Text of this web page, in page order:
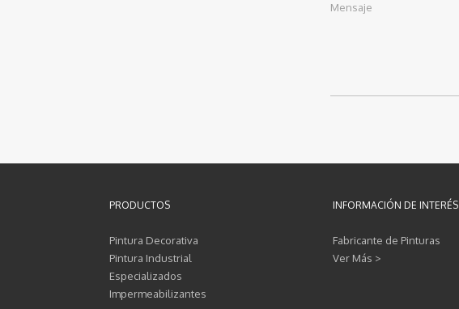
Mensaje
PRODUCTOS
Pintura Decorativa
Pintura Industrial
Especializados
Impermeabilizantes
INFORMACIÓN DE INTERÉS
Fabricante de Pinturas
Ver Más >